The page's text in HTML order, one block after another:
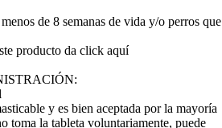
de 8 semanas de vida y/o perros que
producto da click aquí
y es bien aceptada por la mayoría
toma la tableta voluntariamente, puede